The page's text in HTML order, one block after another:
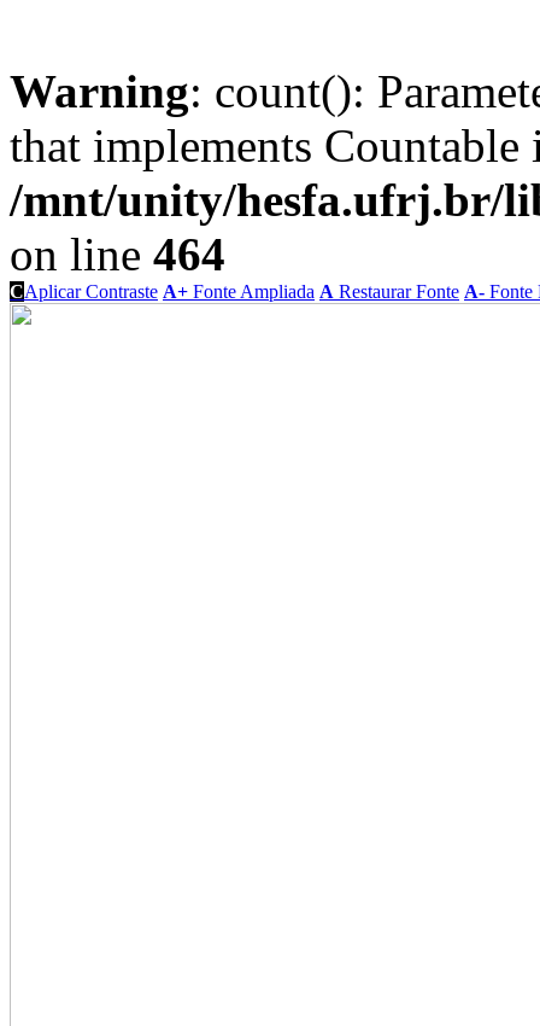
Warning: count():
that implements Countable
/mnt/unity/hesfa.ufrj.br/
on line 464
CAplicar Contraste A+ Fonte Ampliada A Restaurar Fonte A- Fonte